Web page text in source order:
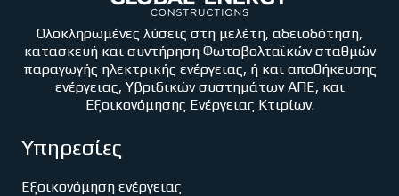
Ολοκληρωμένες λύσεις στη μελέτη, αδειοδότηση,
κατασκευή και συντήρηση Φωτοβολταϊκών σταθμών
παραγωγής ηλεκτρικής ενέργειας, ή και αποθήκευσης
ενέργειας, Υβριδικών συστημάτων ΑΠΕ, και
Εξοικονόμησης Ενέργειας Κτιρίων.
Υπηρεσίες
Εξοικονόμηση ενέργειας